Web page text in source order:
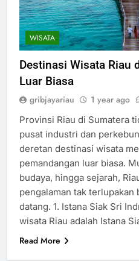
WISATA
Destinasi Wisata Riau
Luar Biasa
gribjayariau 1 year ago
Provinsi Riau di Sumatera
pusat industri dan
deretan destinasi wisata
pemandangan luar biasa.
budaya, hingga sejarah,
pengalaman tak terlupakan
datang. 1. Istana Siak Sri
wisata Riau adalah Istana
Read More